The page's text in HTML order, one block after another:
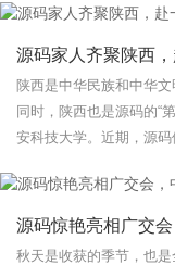
陕西是中华民族和中华
同时，陕西也是源码的“
安科技大学。近期，源
秋天是收获的季节，也